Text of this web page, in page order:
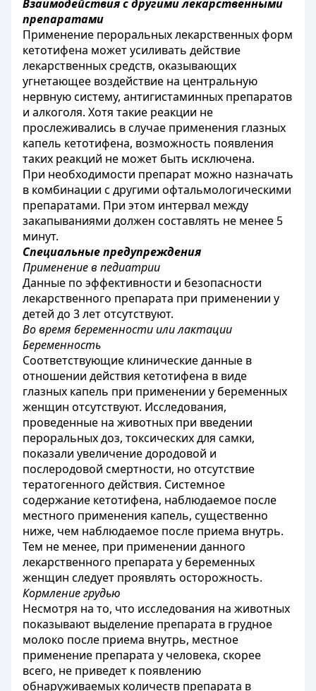
Взаимодействия с другими лекарственными
препаратами
Применение пероральных лекарственных форм
кетотифена может усиливать действие
лекарственных средств, оказывающих
угнетающее воздействие на центральную
нервную систему, антигистаминных препаратов
и алкоголя. Хотя такие реакции не
прослеживались в случае применения глазных
капель кетотифена, возможность появления
таких реакций не может быть исключена.
При необходимости препарат можно назначать
в комбинации с другими офтальмологическими
препаратами. При этом интервал между
закапываниями должен составлять не менее 5
минут.
Специальные предупреждения
Применение в педиатрии
Данные по эффективности и безопасности
лекарственного препарата при применении у
детей до 3 лет отсутствуют.
Во время беременности или лактации
Беременность
Соответствующие клинические данные в
отношении действия кетотифена в виде
глазных капель при применении у беременных
женщин отсутствуют. Исследования,
проведенные на животных при введении
пероральных доз, токсических для самки,
показали увеличение дородовой и
послеродовой смертности, но отсутствие
тератогенного действия. Системное
содержание кетотифена, наблюдаемое после
местного применения капель, существенно
ниже, чем наблюдаемое после приема внутрь.
Тем не менее, при применении данного
лекарственного препарата у беременных
женщин следует проявлять осторожность.
Кормление грудью
Несмотря на то, что исследования на животных
показывают выделение препарата в грудное
молоко после приема внутрь, местное
применение препарата у человека, скорее
всего, не приведет к появлению
обнаруживаемых количеств препарата в